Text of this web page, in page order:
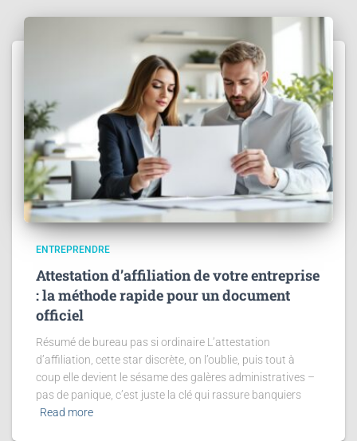
ENTREPRENDRE
Attestation d’affiliation de votre entreprise
: la méthode rapide pour un document
officiel
Résumé de bureau pas si ordinaire L’attestation
d’affiliation, cette star discrète, on l’oublie, puis tout à
coup elle devient le sésame des galères administratives –
pas de panique, c’est juste la clé qui rassure banquiers
Read more